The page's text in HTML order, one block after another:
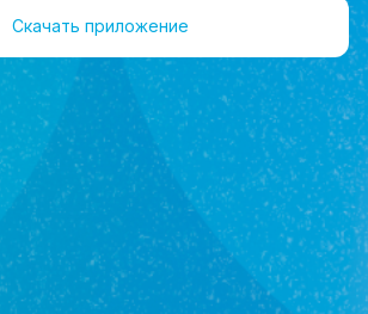
Наилевич
отдела продаж
70-20
0
Скачать приложение